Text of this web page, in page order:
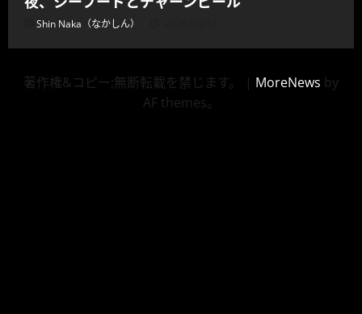
Shin Naka（なかしん）
著作権&コピー;無断転載を禁じます。 | MoreNews by
AF themes。